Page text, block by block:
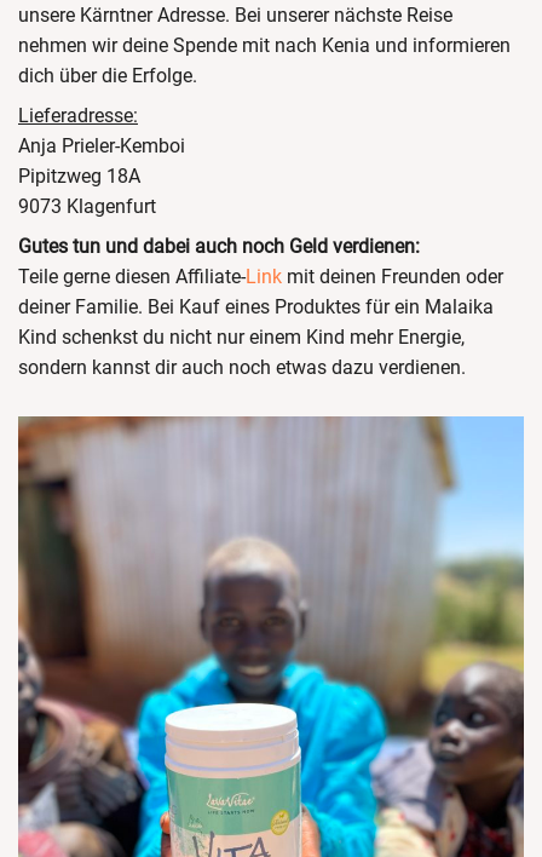
unsere Kärntner Adresse. Bei unserer nächste Reise
nehmen wir deine Spende mit nach Kenia und informieren
dich über die Erfolge.
Lieferadresse:
Anja Prieler-Kemboi
Pipitzweg 18A
9073 Klagenfurt
Gutes tun und dabei auch noch Geld verdienen:
Teile gerne diesen Affiliate-Link mit deinen Freunden oder
deiner Familie. Bei Kauf eines Produktes für ein Malaika
Kind schenkst du nicht nur einem Kind mehr Energie,
sondern kannst dir auch noch etwas dazu verdienen.